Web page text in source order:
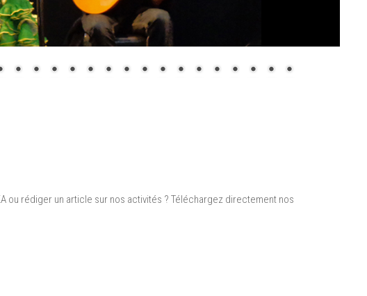
ou rédiger un article sur nos activités ? Téléchargez directement nos